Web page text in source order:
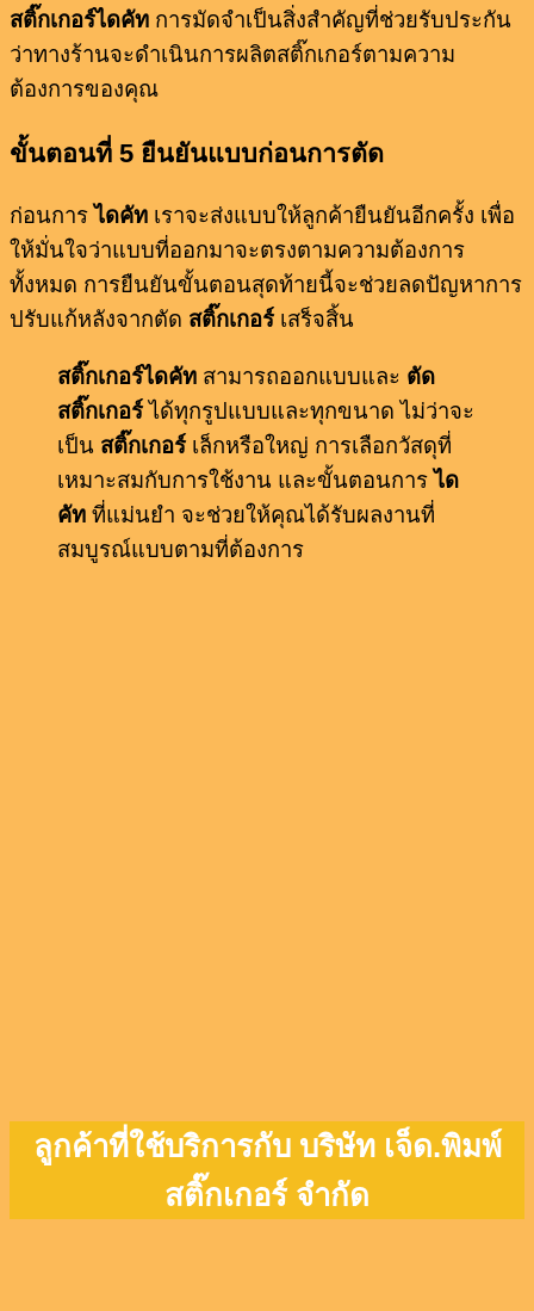
สติ๊กเกอร์ไดคัท การมัดจำเป็นสิ่งสำคัญที่ช่วยรับประกัน
ว่าทางร้านจะดำเนินการผลิตสติ๊กเกอร์ตามความ
ต้องการของคุณ
ขั้นตอนที่ 5 ยืนยันแบบก่อนการตัด
ก่อนการไดคัท เราจะส่งแบบให้ลูกค้ายืนยันอีกครั้ง เพื่อ
ให้มั่นใจว่าแบบที่ออกมาจะตรงตามความต้องการ
ทั้งหมด การยืนยันขั้นตอนสุดท้ายนี้จะช่วยลดปัญหาการ
ปรับแก้หลังจากตัด สติ๊กเกอร์เสร็จสิ้น
สติ๊กเกอร์ไดคัท สามารถออกแบบและ ตัด
สติ๊กเกอร์ได้ทุกรูปแบบและทุกขนาด ไม่ว่าจะ
เป็น สติ๊กเกอร์เล็กหรือใหญ่ การเลือกวัสดุที่
เหมาะสมกับการใช้งาน และขั้นตอนการได
คัท ที่แม่นยำ จะช่วยให้คุณได้รับผลงานที่
สมบูรณ์แบบตามที่ต้องการ
ลูกค้าที่ใช้บริการกับ บริษัท เจ็ด.พิมพ์
สติ๊กเกอร์ จำกัด